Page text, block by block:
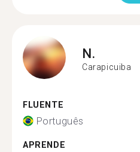
N.
Carapicuiba
FLUENTE
Português
APRENDE